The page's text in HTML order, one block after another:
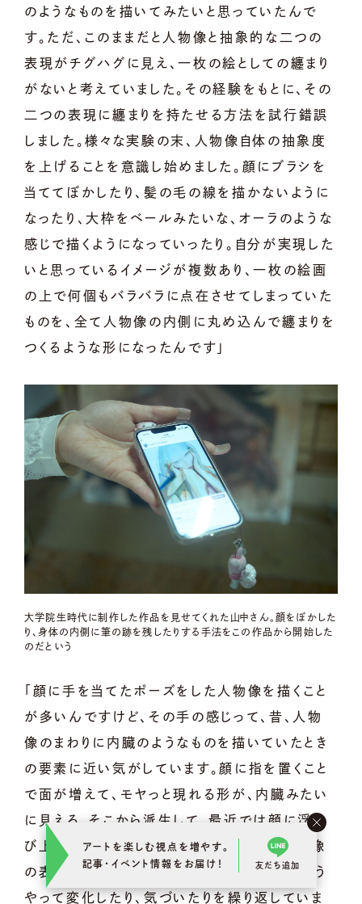
のようなものを描いてみたいと思っていたんで
す。ただ、このままだと人物像と抽象的な二つの
表現がチグハグに見え、一枚の絵としての纏まり
がないと考えていました。その経験をもとに、その
二つの表現に纏まりを持たせる方法を試行錯誤
しました。様々な実験の末、人物像自体の抽象度
を上げることを意識し始めました。顔にブラシを
当ててぼかしたり、髪の毛の線を描かないように
なったり、大枠をベールみたいな、オーラのような
感じで描くようになっていったり。自分が実現した
いと思っているイメージが複数あり、一枚の絵画
の上で何個もバラバラに点在させてしまっていた
ものを、全て人物像の内側に丸め込んで纏まりを
つくるような形になったんです」
大学院生時代に制作した作品を見せてくれた山中さん。顔をぼかした
り、身体の内側に筆の跡を残したりする手法をこの作品から開始した
のだという
「顔に手を当てたポーズをした人物像を描くこと
が多いんですけど、その手の感じって、昔、人物
像のまわりに内臓のようなものを描いていたとき
の要素に近い気がしています。顔に指を置くこと
で面が増えて、モヤっと現れる形が、内臓みたい
に見える。そこから派生して、最近では顔に浮か
び上がった指の影を模様のように捉えて人物像
の表情の変化を作ることを意識しています。そう
やって変化したり、気づいたりを繰り返していま
アートを楽しむ視点を増やす。
記事･イベント情報をお届け！
友だち追加